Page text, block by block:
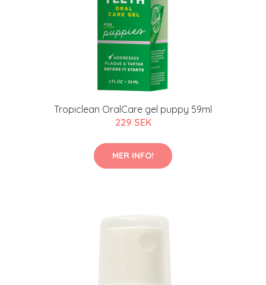
Tropiclean OralCare gel puppy 59ml
229 SEK
MER INFO!